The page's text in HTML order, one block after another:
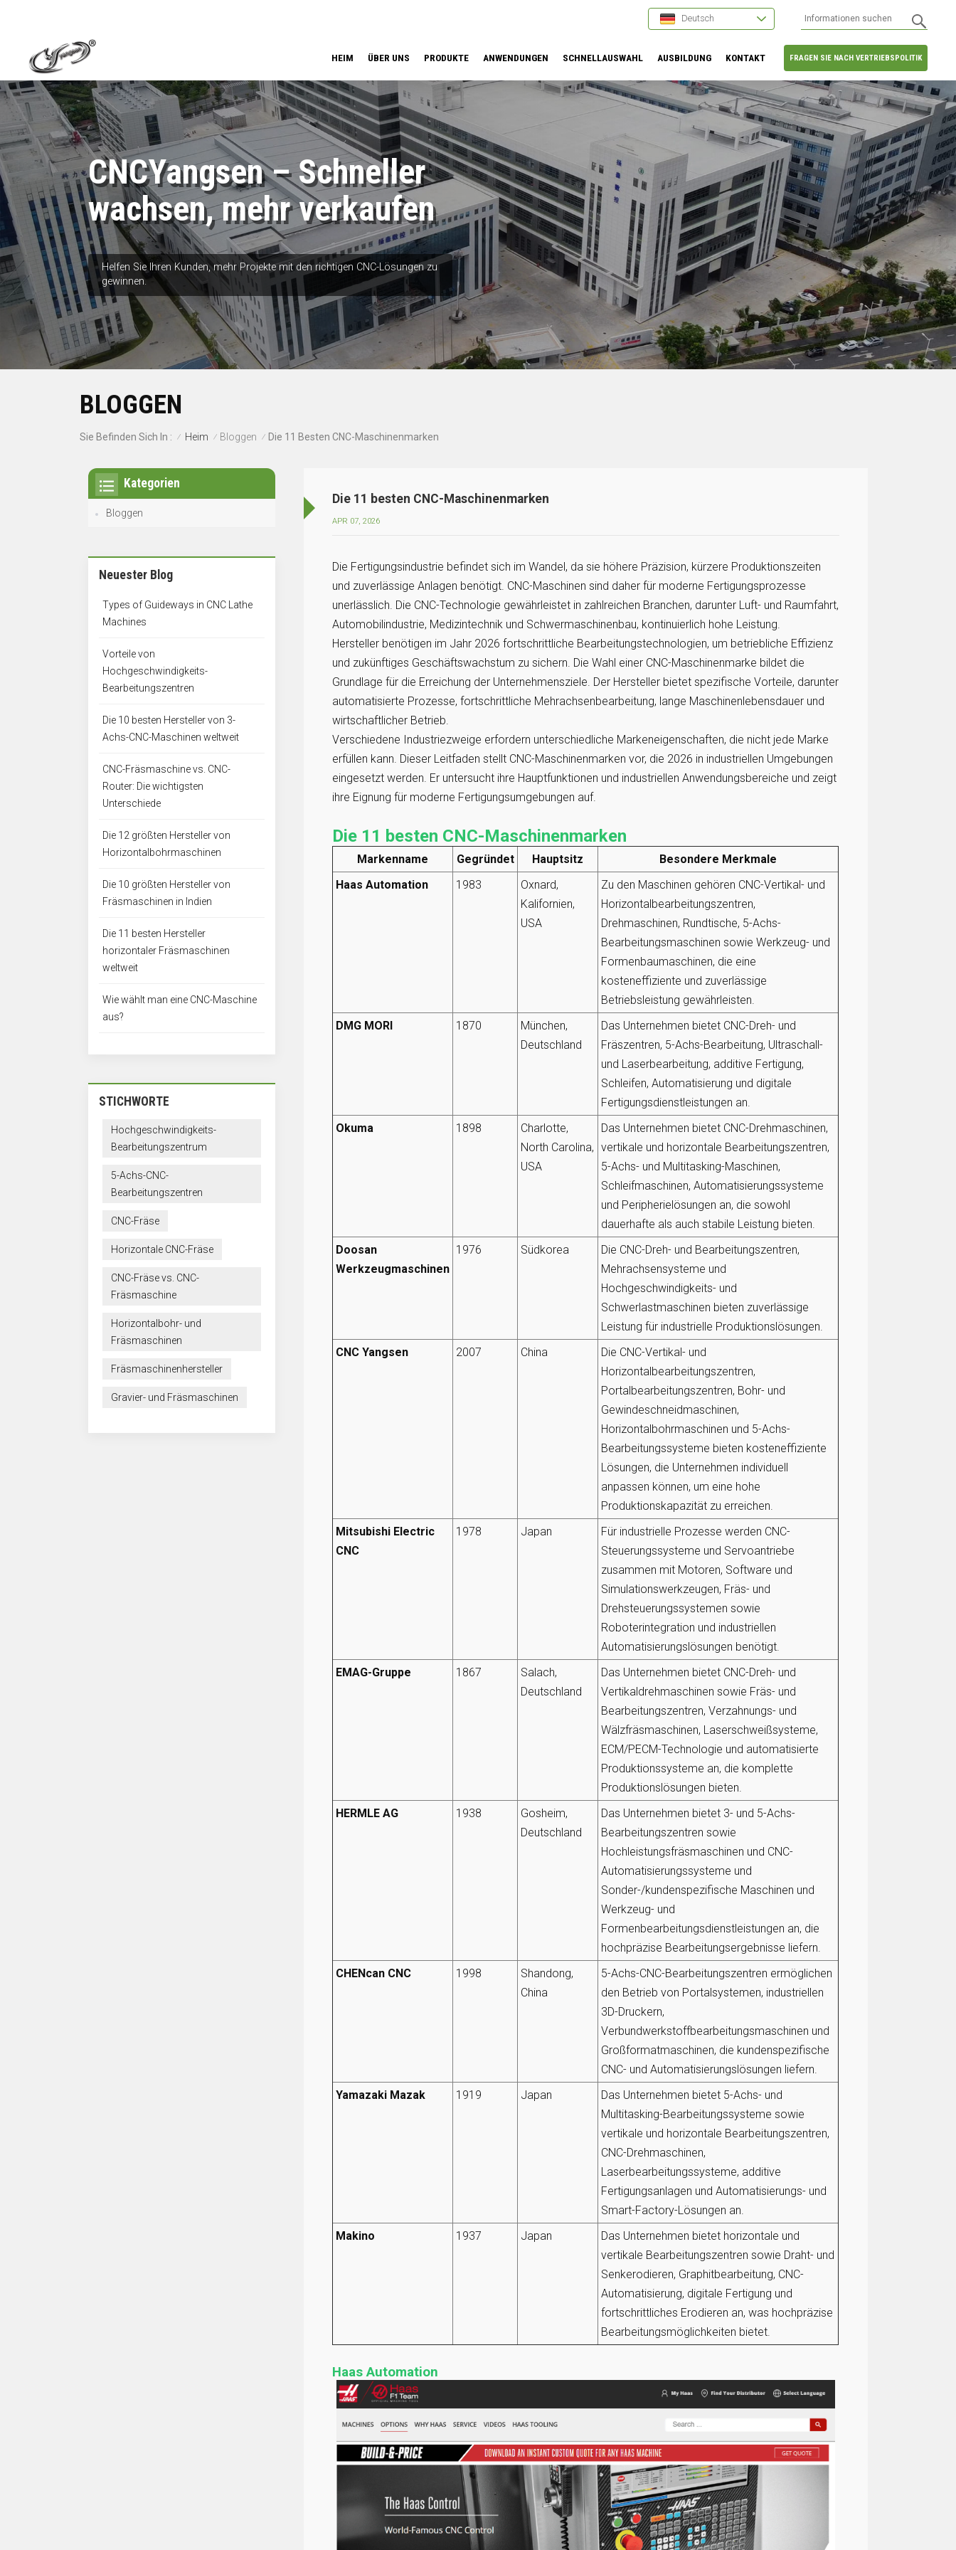
Deutsch
FRAGEN SIE NACH VERTRIEBSPOLITIK
HEIM ÜBER UNS PRODUKTE ANWENDUNGEN SCHNELLAUSWAHL AUSBILDUNG KONTAKT
CNCYangsen – Schneller
wachsen, mehr verkaufen
Helfen Sie Ihren Kunden, mehr Projekte mit den richtigen CNC-Lösungen zu
gewinnen.
BLOGGEN
Sie Befinden Sich In : / Heim / Bloggen / Die 11 Besten CNC-Maschinenmarken
Die 11 besten CNC-Maschinenmarken
APR 07, 2026
Die Fertigungsindustrie befindet sich im Wandel, da sie höhere Präzision, kürzere Produktionszeiten
und zuverlässige Anlagen benötigt. CNC-Maschinen sind daher für moderne Fertigungsprozesse
unerlässlich. Die CNC-Technologie gewährleistet in zahlreichen Branchen, darunter Luft- und Raumfahrt,
Automobilindustrie, Medizintechnik und Schwermaschinenbau, kontinuierlich hohe Leistung.
Hersteller benötigen im Jahr 2026 fortschrittliche Bearbeitungstechnologien, um betriebliche Effizienz
und zukünftiges Geschäftswachstum zu sichern. Die Wahl einer CNC-Maschinenmarke bildet die
Grundlage für die Erreichung der Unternehmensziele. Der Hersteller bietet spezifische Vorteile, darunter
automatisierte Prozesse, fortschrittliche Mehrachsenbearbeitung, lange Maschinenlebensdauer und
wirtschaftlicher Betrieb.
Verschiedene Industriezweige erfordern unterschiedliche Markeneigenschaften, die nicht jede Marke
erfüllen kann. Dieser Leitfaden stellt CNC-Maschinenmarken vor, die 2026 in industriellen Umgebungen
eingesetzt werden. Er untersucht ihre Hauptfunktionen und industriellen Anwendungsbereiche und zeigt
ihre Eignung für moderne Fertigungsumgebungen auf.
Die 11 besten CNC-Maschinenmarken
Markenname Gegründet Hauptsitz
Besondere Merkmale
Haas Automation
1983
Oxnard,
Kalifornien,
USA
Zu den Maschinen gehören CNC-Vertikal- und
Horizontalbearbeitungszentren,
Drehmaschinen, Rundtische, 5-Achs-
Bearbeitungsmaschinen sowie Werkzeug- und
Formenbaumaschinen, die eine
kosteneffiziente und zuverlässige
Betriebsleistung gewährleisten.
DMG MORI
1870
München,
Deutschland
Das Unternehmen bietet CNC-Dreh- und
Fräszentren, 5-Achs-Bearbeitung, Ultraschall-
und Laserbearbeitung, additive Fertigung,
Schleifen, Automatisierung und digitale
Fertigungsdienstleistungen an.
Okuma
1898
Charlotte,
North Carolina,
USA
Das Unternehmen bietet CNC-Drehmaschinen,
vertikale und horizontale Bearbeitungszentren,
5-Achs- und Multitasking-Maschinen,
Schleifmaschinen, Automatisierungssysteme
und Peripherielösungen an, die sowohl
dauerhafte als auch stabile Leistung bieten.
Doosan
Werkzeugmaschinen
1976 Südkorea
Die CNC-Dreh- und Bearbeitungszentren,
Mehrachsensysteme und
Hochgeschwindigkeits- und
Schwerlastmaschinen bieten zuverlässige
Leistung für industrielle Produktionslösungen.
CNC Yangsen
2007 China
Die CNC-Vertikal- und
Horizontalbearbeitungszentren,
Portalbearbeitungszentren, Bohr- und
Gewindeschneidmaschinen,
Horizontalbohrmaschinen und 5-Achs-
Bearbeitungssysteme bieten kosteneffiziente
Lösungen, die Unternehmen individuell
anpassen können, um eine hohe
Produktionskapazität zu erreichen.
Mitsubishi Electric
CNC
1978 Japan
Für industrielle Prozesse werden CNC-
Steuerungssysteme und Servoantriebe
zusammen mit Motoren, Software und
Simulationswerkzeugen, Fräs- und
Drehsteuerungssystemen sowie
Roboterintegration und industriellen
Automatisierungslösungen benötigt.
EMAG-Gruppe
1867
Salach,
Deutschland
Das Unternehmen bietet CNC-Dreh- und
Vertikaldrehmaschinen sowie Fräs- und
Bearbeitungszentren, Verzahnungs- und
Wälzfräsmaschinen, Laserschweißsysteme,
ECM/PECM-Technologie und automatisierte
Produktionssysteme an, die komplette
Produktionslösungen bieten.
HERMLE AG
1938
Gosheim,
Deutschland
Das Unternehmen bietet 3- und 5-Achs-
Bearbeitungszentren sowie
Hochleistungsfräsmaschinen und CNC-
Automatisierungssysteme und
Sonder-/kundenspezifische Maschinen und
Werkzeug- und
Formenbearbeitungsdienstleistungen an, die
hochpräzise Bearbeitungsergebnisse liefern.
CHENcan CNC
1998
Shandong,
China
5-Achs-CNC-Bearbeitungszentren ermöglichen
den Betrieb von Portalsystemen, industriellen
3D-Druckern,
Verbundwerkstoffbearbeitungsmaschinen und
Großformatmaschinen, die kundenspezifische
CNC- und Automatisierungslösungen liefern.
Yamazaki Mazak
1919 Japan
Das Unternehmen bietet 5-Achs- und
Multitasking-Bearbeitungssysteme sowie
vertikale und horizontale Bearbeitungszentren,
CNC-Drehmaschinen,
Laserbearbeitungssysteme, additive
Fertigungsanlagen und Automatisierungs- und
Smart-Factory-Lösungen an.
Makino
1937 Japan
Das Unternehmen bietet horizontale und
vertikale Bearbeitungszentren sowie Draht- und
Senkerodieren, Graphitbearbeitung, CNC-
Automatisierung, digitale Fertigung und
fortschrittliches Erodieren an, was hochpräzise
Bearbeitungsmöglichkeiten bietet.
Haas Automation
Kategorien
Bloggen
Neuester Blog
Types of Guideways in CNC Lathe
Machines
Vorteile von
Hochgeschwindigkeits-
Bearbeitungszentren
Die 10 besten Hersteller von 3-
Achs-CNC-Maschinen weltweit
CNC-Fräsmaschine vs. CNC-
Router: Die wichtigsten
Unterschiede
Die 12 größten Hersteller von
Horizontalbohrmaschinen
Die 10 größten Hersteller von
Fräsmaschinen in Indien
Die 11 besten Hersteller
horizontaler Fräsmaschinen
weltweit
Wie wählt man eine CNC-Maschine
aus?
STICHWORTE
Hochgeschwindigkeits-
Bearbeitungszentrum
5-Achs-CNC-
Bearbeitungszentren
CNC-Fräse
Horizontale CNC-Fräse
CNC-Fräse vs. CNC-
Fräsmaschine
Horizontalbohr- und
Fräsmaschinen
Fräsmaschinenhersteller
Gravier- und Fräsmaschinen